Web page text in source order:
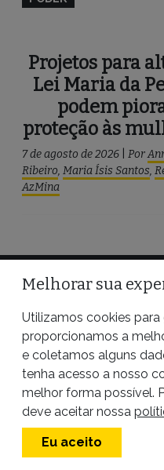
Projetos para
Lei Maria da
podem
proteção às
7 de agosto de 2026 Por
Ribeiro, Maria Ísis Santos,
AzMina
Melhorar sua
Utilizamos cookies para
proporcionamos a
e coletamos alguns
tenha acesso a nosso
melhor forma possível.
deve aceitar nossa
Eu aceito